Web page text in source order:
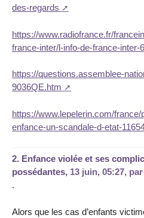
des-regards
https://www.radiofrance.fr/
france-inter/l-info-de-france-inter-
https://questions.assemblee-
9036QE.htm
https://www.lepelerin.com/
enfance-un-scandale-d-etat-
2. Enfance violée et ses
possédantes, 13 juin, 05:27, par
.
Alors que les cas d’enfants